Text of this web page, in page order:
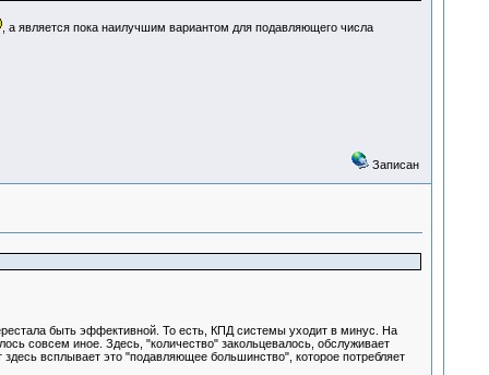
, а является пока наилучшим вариантом для подавляющего числа
Записан
быть эффективной. То есть, КПД системы уходит в минус. На
совсем иное. Здесь, "количество" закольцевалось, обслуживает
всплывает это "подавляющее большинство", которое потребляет